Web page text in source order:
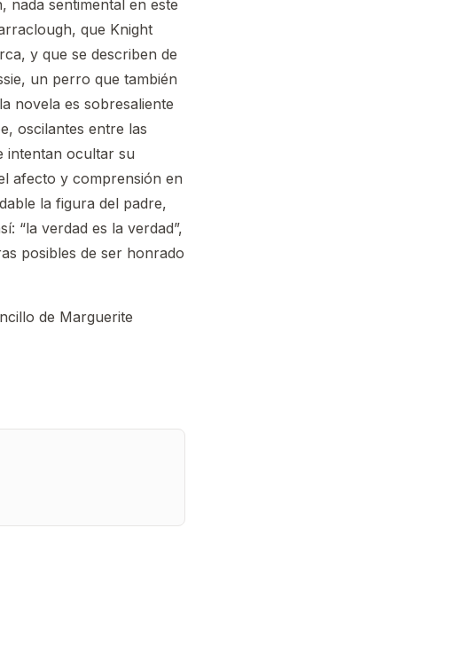
nada sentimental en este
que Knight
y que se describen de
un perro que también
novela es sobresaliente
oscilantes entre las
intentan ocultar su
afecto y comprensión en
la figura del padre,
“la verdad es la verdad”,
posibles de ser honrado
de Marguerite